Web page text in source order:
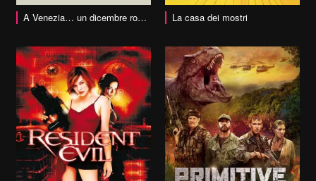
A Venezia… un dicembre rosso shocking
vai alla scheda La casa dei mostri